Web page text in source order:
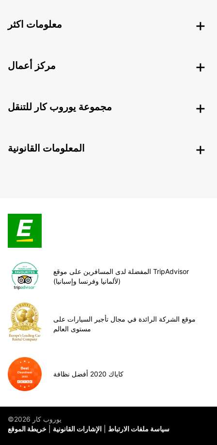
معلومات اكثر
مركز أعمال
مجموعة يوروب كار للتنقل
المعلومات القانونية
المفضلة لدى المسافرين على موقع TripAdvisor
(لألمانيا وفرنسا وإسبانيا)
موقع الشركة الرائدة في مجال تأجير السيارات على
مستوى العالم
كاياك 2020 أفضل نظافة
©يوروب كار 2026
خريطة الموقع
الإشارات القانونية سياسة ملفات الارتباط